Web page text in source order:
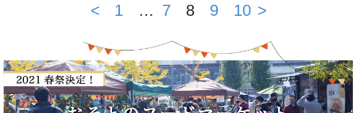
< 1 … 7 8 9 10 >